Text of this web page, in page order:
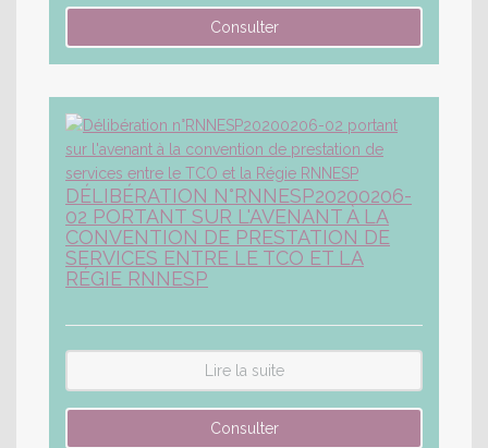
DÉLIBÉRATION N°RNNESP20200206-
02 PORTANT SUR L'AVENANT À LA
CONVENTION DE PRESTATION DE
SERVICES ENTRE LE TCO ET LA
RÉGIE RNNESP
Lire la suite